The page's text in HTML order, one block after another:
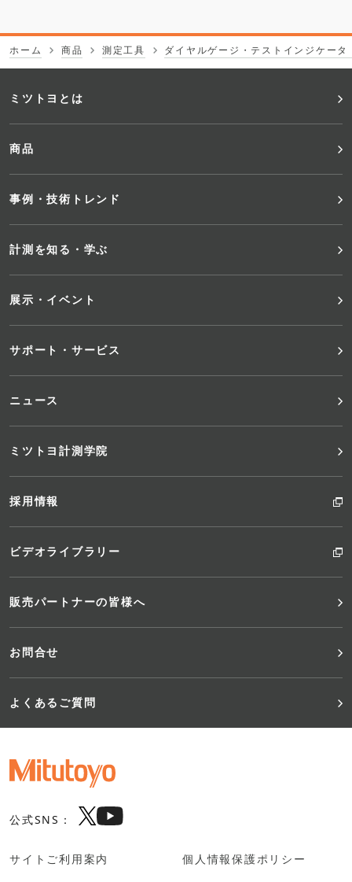
ホーム 商品 測定工具 ダイヤルゲージ・テストインジケー
フ
ッ
タ
ー
メ
ュ
ー
ミツトヨとは
商品
事例・技術トレンド
計測を知る・学ぶ
展示・イベント
サポート・サービス
ニュース
ミツトヨ計測学院
採用情報
ビデオライブラリー
販売パートナーの皆様へ
お問合せ
よくあるご質問
公式SNS：
サイトご利用案内
個人情報保護ポリシー